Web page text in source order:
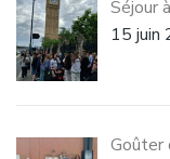
Séjour
15 juin
Goûter